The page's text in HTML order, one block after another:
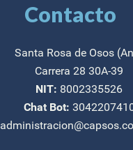
Contacto
Santa Rosa de Osos
Carrera 28 30A-39
NIT: 8002335526
Chat Bot: